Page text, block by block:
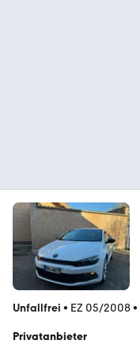
Unfallfrei • EZ 05/2008•
Privatanbieter